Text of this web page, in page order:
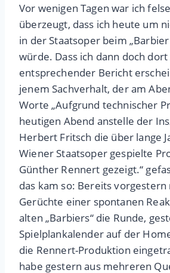
Vor wenigen Tagen war ich
überzeugt, dass ich heute um
in der Staatsoper beim „Barbier
würde. Dass ich dann doch
entsprechender Bericht
jenem Sachverhalt, der am
Worte „Aufgrund technischer
heutigen Abend anstelle der
Herbert Fritsch die über lange
Wiener Staatsoper gespielte
Günther Rennert gezeigt.“
das kam so: Bereits
Gerüchte einer spontanen
alten „Barbiers“ die Runde,
Spielplankalender auf der
die Rennert-Produktion
habe gestern aus mehreren